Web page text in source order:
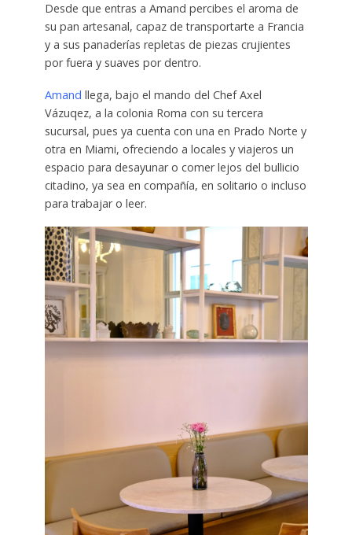
Desde que entras a Amand percibes el aroma de
su pan artesanal, capaz de transportarte a Francia
y a sus panaderías repletas de piezas crujientes
por fuera y suaves por dentro.
Amand llega, bajo el mando del Chef Axel
Vázuqez, a la colonia Roma con su tercera
sucursal, pues ya cuenta con una en Prado Norte y
otra en Miami, ofreciendo a locales y viajeros un
espacio para desayunar o comer lejos del bullicio
citadino, ya sea en compañía, en solitario o incluso
para trabajar o leer.